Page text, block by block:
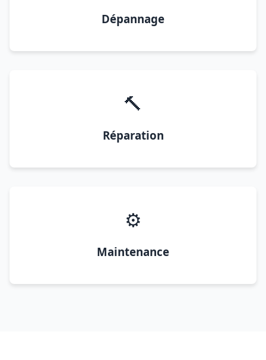
Dépannage
🔨
Réparation
⚙️
Maintenance